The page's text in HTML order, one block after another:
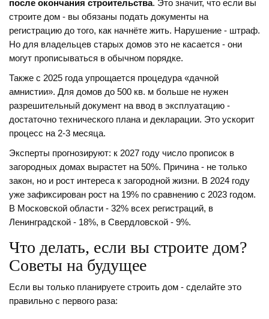
после окончания строительства. Это значит, что если вы
строите дом - вы обязаны подать документы на
регистрацию до того, как начнёте жить. Нарушение - штраф.
Но для владельцев старых домов это не касается - они
могут прописываться в обычном порядке.
Также с 2025 года упрощается процедура «дачной
амнистии». Для домов до 500 кв. м больше не нужен
разрешительный документ на ввод в эксплуатацию -
достаточно технического плана и декларации. Это ускорит
процесс на 2-3 месяца.
Эксперты прогнозируют: к 2027 году число прописок в
загородных домах вырастет на 50%. Причина - не только
закон, но и рост интереса к загородной жизни. В 2024 году
уже зафиксирован рост на 19% по сравнению с 2023 годом.
В Московской области - 32% всех регистраций, в
Ленинградской - 18%, в Свердловской - 9%.
Что делать, если вы строите дом?
Советы на будущее
Если вы только планируете строить дом - сделайте это
правильно с первого раза: